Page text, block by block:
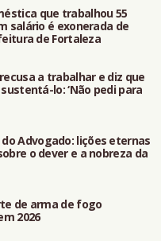
que trabalhou 55
salário é exonerada de
de Fortaleza
a trabalhar e diz que
lo: ‘Não pedi para
Advogado: lições eternas
o dever e a nobreza da
de arma de fogo
2026